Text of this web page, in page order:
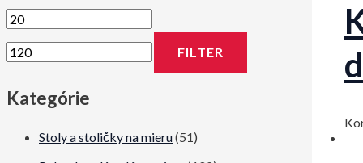
M
i
i
a
x
á
FILTER
Kategórie
Stoly a stoličky na mieru(51)